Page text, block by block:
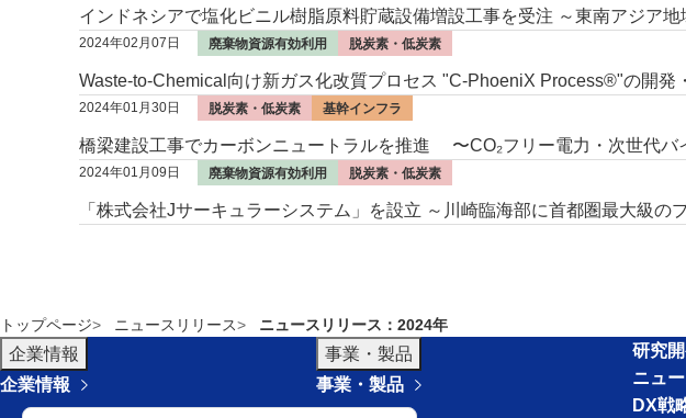
インドネシアで塩化ビニル樹脂原料貯蔵設備増設工事を受注 ～東南アジア
2024年02月07日 廃棄物資源有効利用 脱炭素・低炭素
Waste-to-Chemical向け新ガス化改質プロセス "C-PhoeniX Process®"の開発
2024年01月30日 脱炭素・低炭素 基幹インフラ
橋梁建設⼯事でカーボンニュートラルを推進 〜CO₂フリー電⼒・次世代バ
2024年01月09日 廃棄物資源有効利用 脱炭素・低炭素
「株式会社Jサーキュラーシステム」を設立 ～川崎臨海部に首都圏最大級の
トップページ ニュースリリース ニュースリリース：2024年
企業情報
企業情報
事業・製品
事業・製品
研究
ニュ
DX戦